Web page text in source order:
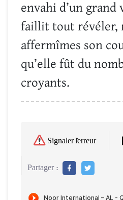
envahi d’un grand
faillit tout révéler,
affermîmes son
qu’elle fût du
croyants.
Signaler l'erreur
Partager :